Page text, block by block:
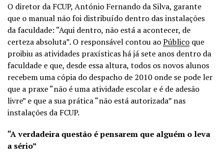
O diretor da FCUP, António Fernando da Silva, garante
que o manual não foi distribuído dentro das instalações
da faculdade: “Aqui dentro, não está a acontecer, de
certeza absoluta”. O responsável contou aoPúblico que
proibiu as atividades praxísticas há já sete anos dentro da
faculdade e que, desde essa altura, todos os novos alunos
recebem uma cópia do despacho de 2010 onde se pode ler
que a praxe “não é uma atividade escolar e é de adesão
livre” e que a sua prática “não está autorizada” nas
instalações da FCUP.
“A verdadeira questão é pensarem que alguém o leva
a sério”